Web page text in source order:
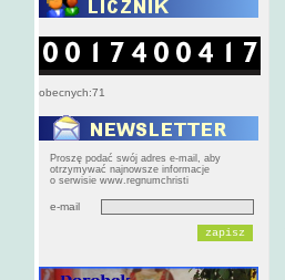
obecnych:71
Proszę podać swój adres e-mail, aby
otrzymywać najnowsze informacje
o serwisie www.regnumchristi
e-mail